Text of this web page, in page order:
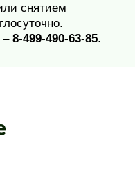
снятием
–8-499-490-63-85.